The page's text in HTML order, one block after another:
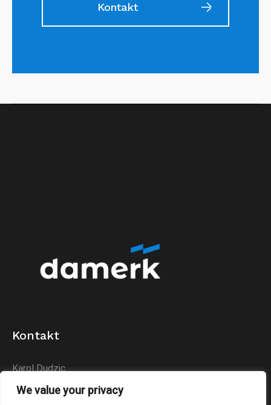
We value your privacy
Kontakt
Kontakt
Karol Dudzic
Huta Podłysica 24B
26-004 Bieliny